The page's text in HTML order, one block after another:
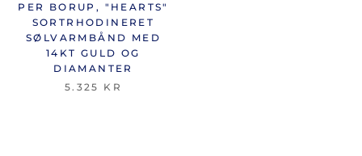
PER BORUP, "HEARTS"
SORTRHODINERET
SØLVARMBÅND MED
14KT GULD OG
DIAMANTER
5.325 KR